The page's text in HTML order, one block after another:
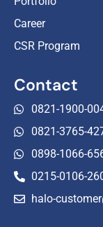
Career
CSR Program
Contact
0821-1900-
0821-3765-
0898-1066-
0215-0106-
halo-